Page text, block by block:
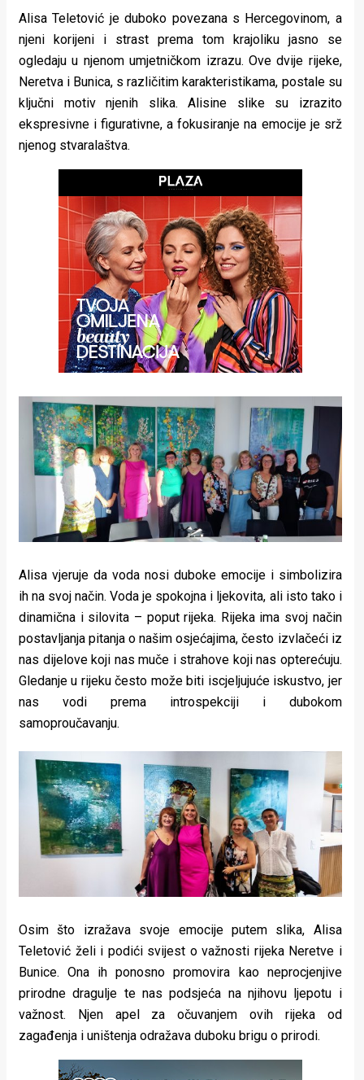
Promo
About
Urban
Magazin
Alisa Teletović je duboko povezana s Hercegovinom, a
njeni korijeni i strast prema tom krajoliku jasno se
ogledaju u njenom umjetničkom izrazu. Ove dvije rijeke,
Neretva i Bunica, s različitim karakteristikama, postale su
ključni motiv njenih slika. Alisine slike su izrazito
ekspresivne i figurativne, a fokusiranje na emocije je srž
njenog stvaralaštva.
Alisa vjeruje da voda nosi duboke emocije i simbolizira
ih na svoj način. Voda je spokojna i ljekovita, ali isto tako i
dinamična i silovita – poput rijeka. Rijeka ima svoj način
postavljanja pitanja o našim osjećajima, često izvlačeći iz
nas dijelove koji nas muče i strahove koji nas opterećuju.
Gledanje u rijeku često može biti iscjeljujuće iskustvo, jer
nas vodi prema introspekciji i dubokom
samoproučavanju.
Osim što izražava svoje emocije putem slika, Alisa
Teletović želi i podići svijest o važnosti rijeka Neretve i
Bunice. Ona ih ponosno promovira kao neprocjenjive
prirodne dragulje te nas podsjeća na njihovu ljepotu i
važnost. Njen apel za očuvanjem ovih rijeka od
zagađenja i uništenja odražava duboku brigu o prirodi.